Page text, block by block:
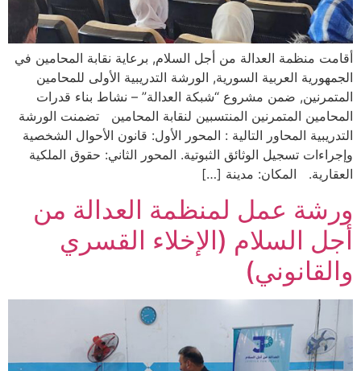
أقامت منظمة العدالة من أجل السلام, برعاية نقابة المحامين في
الجمهورية العربية السورية, الورشة التدريبية الأولى للمحامين
المتمرنين, ضمن مشروع “شبكة العدالة” – نشاط بناء قدرات
المحامين المتمرنين المنتسبين لنقابة المحامين تضمنت الورشة
التدريبية المحاور التالية : المحور الأول: قانون الأحوال الشخصية
وإجراءات تسجيل الوثائق الثبوتية. المحور الثاني: حقوق الملكية
العقارية. المكان: مدينة […]
ورشة عمل لمنظمة العدالة من
أجل السلام (الإخلاء القسري
والقانوني)